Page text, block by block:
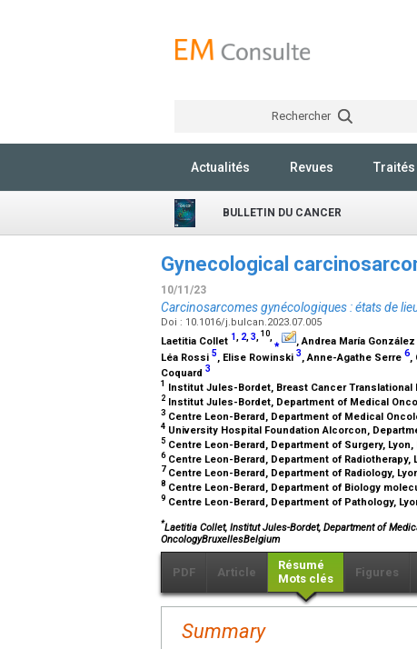
Rechercher
Actualités Revues Traités
BULLETIN DU CANCER
Gynecological
10/11/23
Carcinosarcomes gynécologiques : états de
Doi : 10.1016/j.bulcan.2023.07.005
Laetitia Collet 1, 2,3, 10,⁎ , Andrea María
Léa Rossi 5, Elise Rowinski 3, Anne-Agathe Serre 6,
Coquard 3
1 Institut Jules-Bordet, Breast Cancer Translational
2 Institut Jules-Bordet, Department of Medical
3 Centre Leon-Berard, Department of Medical
4 University Hospital Foundation Alcorcon,
5 Centre Leon-Berard, Department of Surgery, Lyon,
6Centre Leon-Berard, Department of Radiotherapy,
7 Centre Leon-Berard, Department of Radiology,
8 Centre Leon-Berard, Department of Biology
9 Centre Leon-Berard, Department of Pathology,
*Laetitia Collet, Institut Jules-Bordet, Department of
OncologyBruxellesBelgium
PDF Article
Résumé
Mots clés
Figures
Summary